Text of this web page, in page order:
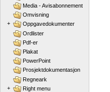
Media - Avisabonnement
Omvisning
+
Oppgavedokumenter
Ordlister
Pdf-er
Plakat
PowerPoint
Prosjektdokumentasjon
Regneark
+
Right menu